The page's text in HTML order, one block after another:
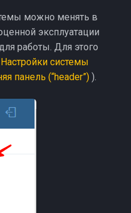
можно менять в
эксплуатации
работы. Для этого
Настройки системы
панель (“header”) ).